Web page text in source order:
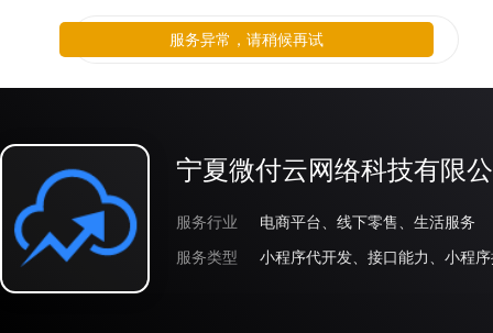
宁夏微付云网络科技有限
服务行业
电商平台、线下零售、生活服务
服务类型
小程序代开发、接口能力、小程
服务异常，请稍候再试